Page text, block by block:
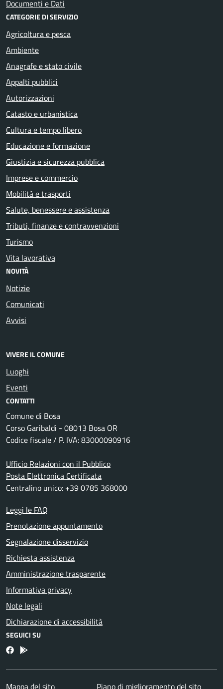
Documenti e Dati
CATEGORIE DI SERVIZIO
Agricoltura e pesca
Ambiente
Anagrafe e stato civile
Appalti pubblici
Autorizzazioni
Catasto e urbanistica
Cultura e tempo libero
Educazione e formazione
Giustizia e sicurezza pubblica
Imprese e commercio
Mobilità e trasporti
Salute, benessere e assistenza
Tributi, finanze e contravvenzioni
Turismo
Vita lavorativa
NOVITÀ
Notizie
Comunicati
Avvisi
VIVERE IL COMUNE
Luoghi
Eventi
CONTATTI
Comune di Bosa
Corso Garibaldi - 08013 Bosa OR
Codice fiscale / P. IVA: 83000090916
Ufficio Relazioni con il Pubblico
Posta Elettronica Certificata
Centralino unico: +39 0785 368000
Leggi le FAQ
Prenotazione appuntamento
Segnalazione disservizio
Richiesta assistenza
Amministrazione trasparente
Informativa privacy
Note legali
Dichiarazione di accessibilità
SEGUICI SU
FacebookBosa inApp
Mappa del sito Piano di miglioramento del sito